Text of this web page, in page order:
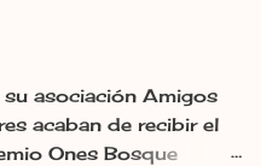
de Irma Basarte
con los palomares
de la région
de la exposición
su asociación Amigos
acaban de recibir el
Ones Bosque